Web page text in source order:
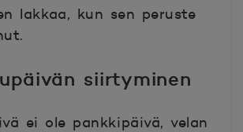
lakkaa, kun sen peruste
siirtyminen
ei ole pankkipäivä, velan